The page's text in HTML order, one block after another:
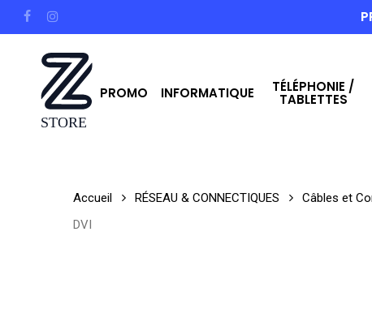
to
facebookinstagram
PROMO INFORMATIQUE TÉLÉPHONIE /
TABLETTES
Accueil RÉSEAU & CONNECTIQUES Câbles et
DVI